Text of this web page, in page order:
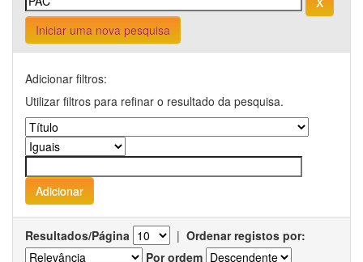
Iniciar uma nova pesquisa
Adicionar filtros:
Utilizar filtros para refinar o resultado da pesquisa.
Resultados/Página | Ordenar registos por:
Por ordem